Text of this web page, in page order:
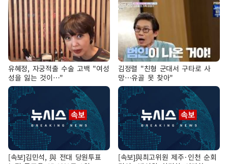
유혜정, 자궁적출 수술 고백 "여성
성을 잃는 것이…"
김정렬 "친형 군대서 구타로 사
망…유골 못 찾아"
[속보]김민석, 與 전대 당원투표
[속보]與최고위원 제주·인천 순회